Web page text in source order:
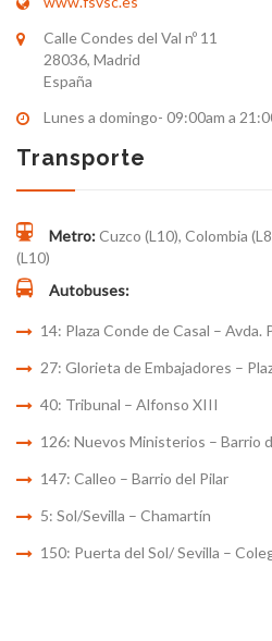
Calle Condes del Val nº 11
28036, Madrid
España
Lunes a domingo- 09:00am a
Transporte
Metro:Cuzco (L10), Colombia
(L10)
Autobuses:
14: Plaza Conde de Casal – Avda.
27: Glorieta de Embajadores –
40: Tribunal – Alfonso XIII
126: Nuevos Ministerios – Barrio
147: Calleo – Barrio del Pilar
5: Sol/Sevilla – Chamartín
150: Puerta del Sol/ Sevilla –